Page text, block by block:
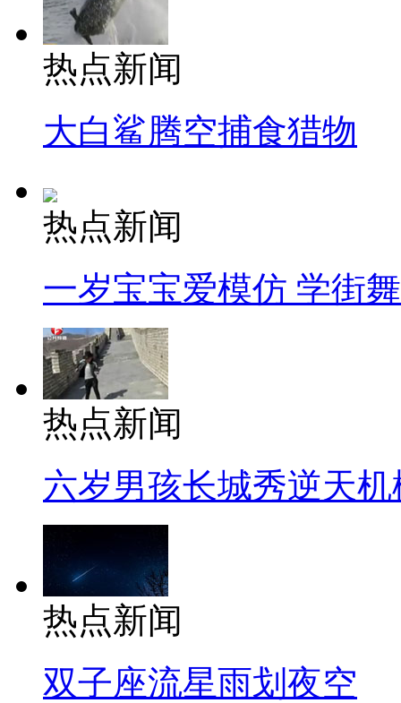
热点新闻
大白鲨腾空捕食猎物
热点新闻
一岁宝宝爱模仿 学街
热点新闻
六岁男孩长城秀逆天机
热点新闻
双子座流星雨划夜空